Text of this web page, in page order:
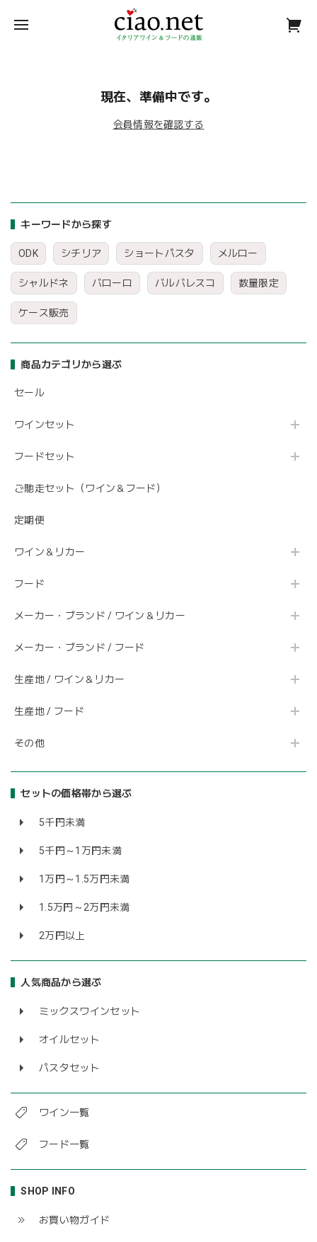
キーワードから探す
ODK シチリア ショートパスタ メルロー
シャルドネ バローロ バルバレスコ 数量限定
ケース販売
商品カテゴリから選ぶ
セール
ワインセット
フードセット
ご馳走セット（ワイン＆フード）
定期便
ワイン＆リカー
フード
メーカー・ブランド / ワイン＆リカー
メーカー・ブランド / フード
生産地 / ワイン＆リカー
生産地 / フード
その他
セットの価格帯から選ぶ
5千円未満
5千円～1万円未満
1万円～1.5万円未満
1.5万円～2万円未満
2万円以上
人気商品から選ぶ
ミックスワインセット
オイルセット
パスタセット
ワイン一覧
フード一覧
SHOP INFO
お買い物ガイド
現在、準備中です。
会員情報を確認する